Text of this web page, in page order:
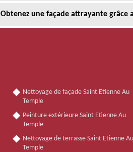
Obtenez une façade attrayante grâce
Nettoyage de façade Saint Etienne Au
Temple
Peinture extérieure Saint Etienne Au
Temple
Nettoyage de terrasse Saint Etienne Au
Temple